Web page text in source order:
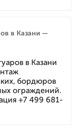
в Казани —
в Казани
бордюров
ограждений.
+7 499 681-